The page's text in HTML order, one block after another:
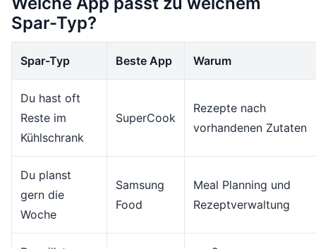
Spar-Typ?
Spar-Typ Beste App Warum
Du hast oft
Reste im
Kühlschrank
SuperCook
Rezepte nach
vorhandenen Zutaten
Du planst
gern die
Woche
Samsung
Food
Meal Planning und
Rezeptverwaltung